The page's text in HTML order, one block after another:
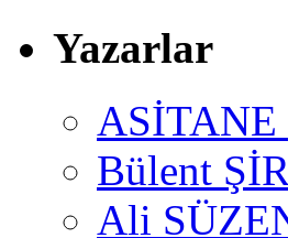
Yazarlar
ASİTANE
Bülent
Ali